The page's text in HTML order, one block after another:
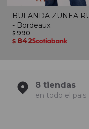
BUFANDA ZUNEA
- Bordeaux
$ 990
$ 842
8 tiendas
en todo el pais